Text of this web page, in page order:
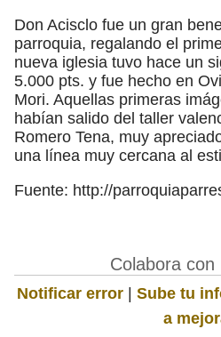
Don Acisclo fue un gran
parroquia, regalando el
nueva iglesia tuvo hace un
5.000 pts. y fue hecho en
Mori. Aquellas primeras
habían salido del taller
Romero Tena, muy
una línea muy cercana al
Fuente: http://
Colabora con
Notificar error | Sube tu
a